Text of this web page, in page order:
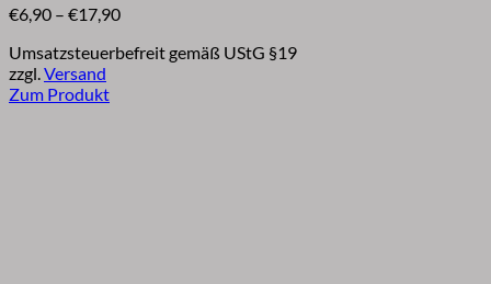
€6,90 – €17,90Preisspanne:
bis
Umsatzsteuerbefreit gemäß UStG §19
zzgl.Versand
Zum Produkt